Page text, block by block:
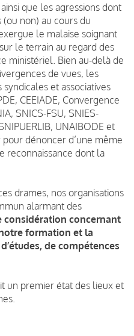
que les agressions dont
non) au cours du
le malaise soignant
le terrain au regard des
ministériel. Bien au-delà de
de vues, les
et associatives
CEEIADE, Convergence
SNICS-FSU, SNIES-
UNAIBODE et
dénoncer d’une même
reconnaissance dont la
drames, nos organisations
alarmant des
considération concernant
formation et la
de compétences
un premier état des lieux et